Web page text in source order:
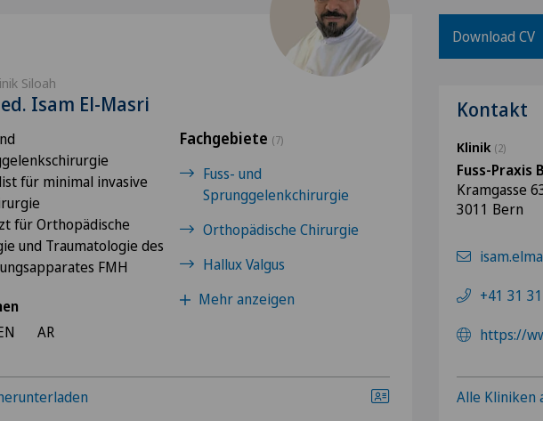
Siloah
Isam El-Masri
für minimal invasive
für Orthopädische
und Traumatologie des
FMH
AR
Fachgebiete (7)
Fuss- und
Sprunggelenkchirurgie
Orthopädische Chirurgie
Hallux Valgus
Mehr anzeigen
Download CV
Kontakt
Klinik (2)
Fuss-Praxis
Kramgasse
3011 Bern
+41 31
https://
Alle Kliniken